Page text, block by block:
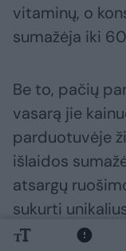
vitaminų, o
sumažėja iki
Be to, pačių
vasarą jie
parduotuvėje
išlaidos
atsargų
sukurti
pridedant